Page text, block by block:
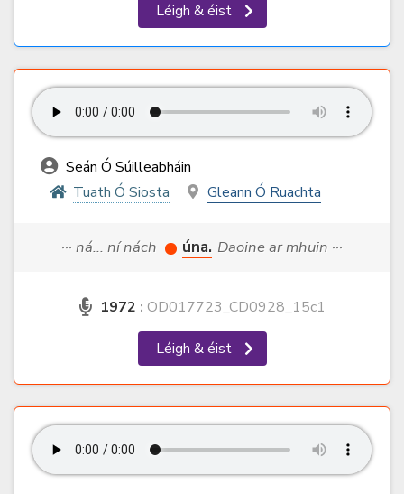
Léigh & éist
Seán Ó Súilleabháin
Tuath Ó Siosta
Gleann Ó Ruachta
··· ná... ní nách úna. Daoine ar mhuin ···
1972 : OD017723_CD0928_15c1
Léigh & éist